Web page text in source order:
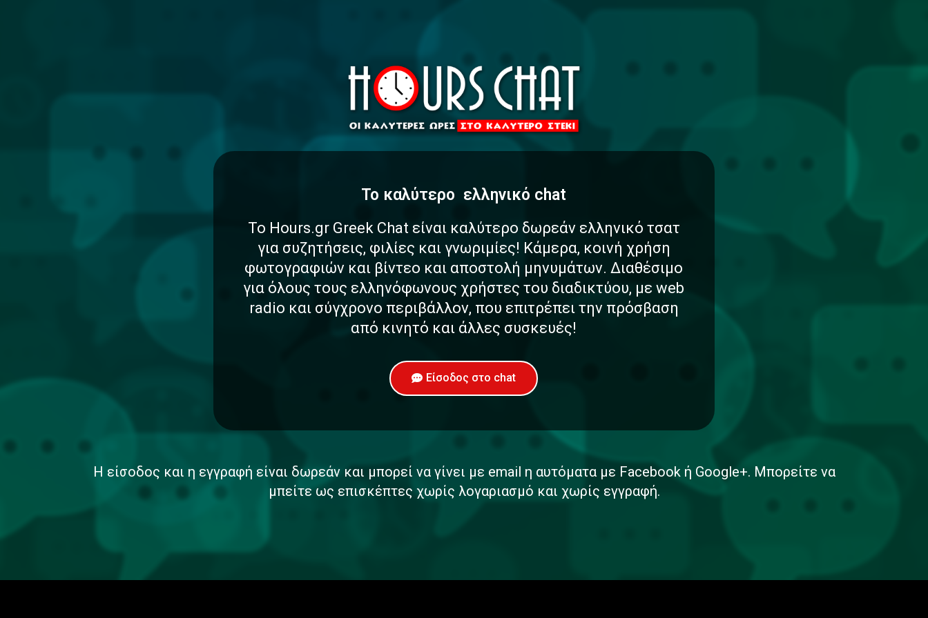
To καλύτερο ασ φ ελληνικό chat
Το Hours.gr Greek Chat είναι καλύτερο δωρεάν ελληνικό τσατ
για συζητήσεις, φιλίες και γνωριμίες! Κάμερα, κοινή χρήση
φωτογραφιών και βίντεο και αποστολή μηνυμάτων. Διαθέσιμο
για όλους τους ελληνόφωνους χρήστες του διαδικτύου, με web
radio και σύγχρονο περιβάλλον, που επιτρέπει την πρόσβαση
από κινητό και άλλες συσκευές!
Είσοδος στο chat
Η είσοδος και η εγγραφή είναι δωρεάν και μπορεί να γίνει με email η αυτόματα με Facebook ή Google+. Μπορείτε να
μπείτε ως επισκέπτες χωρίς λογαριασμό και χωρίς εγγραφή.